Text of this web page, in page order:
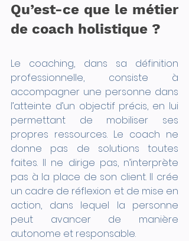
Qu’est-ce que le métier
de coach holistique ?
Le coaching, dans sa définition
professionnelle, consiste à
accompagner une personne dans
l’atteinte d’un objectif précis, en lui
permettant de mobiliser ses
propres ressources. Le coach ne
donne pas de solutions toutes
faites. Il ne dirige pas, n’interprète
pas à la place de son client. Il crée
un cadre de réflexion et de mise en
action, dans lequel la personne
peut avancer de manière
autonome et responsable.